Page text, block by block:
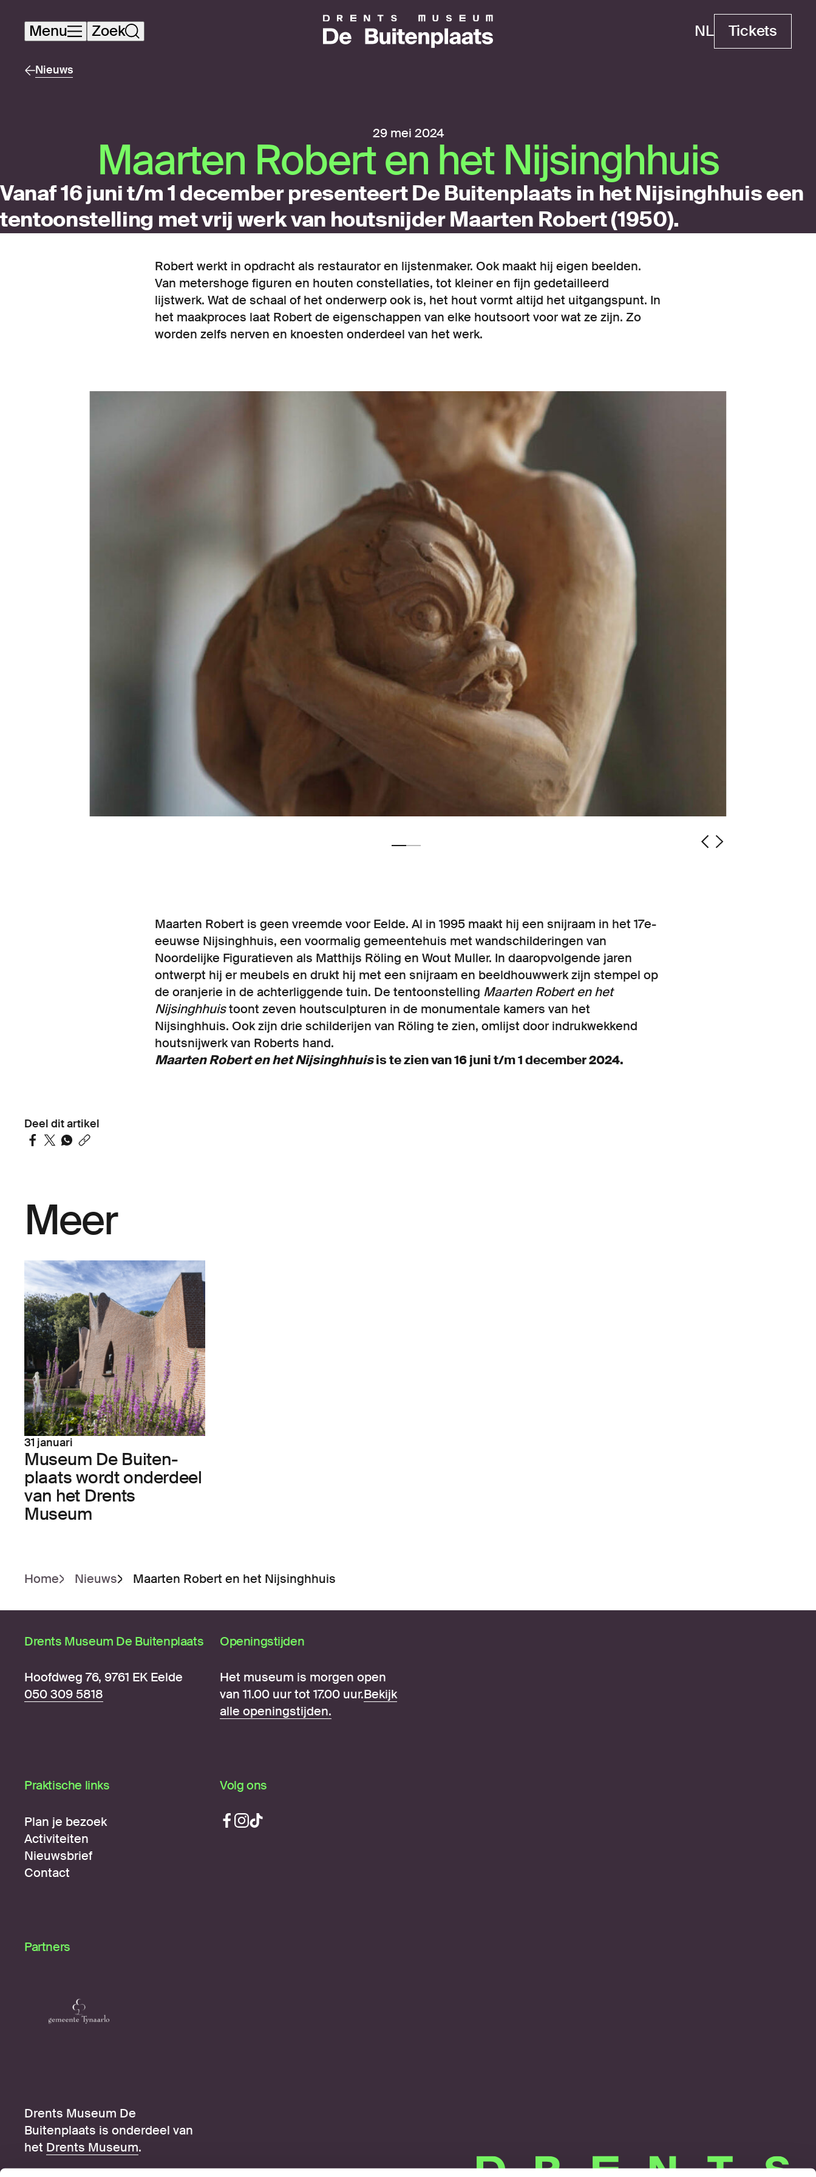
Navigatie
overslaan
Menu Zoek NL Tickets
Tickets
Nieuws
29 mei 2024
Maar­ten Robert en het Nijs­ingh­huis
Vanaf 16 juni t/m 1 december presenteert De Buitenplaats in het Nijsinghhuis een
tentoonstelling met vrij werk van houtsnijder Maarten Robert (1950).
Robert werkt in opdracht als restaurator en lijstenmaker. Ook maakt hij eigen beelden.
Van metershoge figuren en houten constellaties, tot kleiner en fijn gedetailleerd
lijstwerk. Wat de schaal of het onderwerp ook is, het hout vormt altijd het uitgangspunt. In
het maakproces laat Robert de eigenschappen van elke houtsoort voor wat ze zijn. Zo
worden zelfs nerven en knoesten onderdeel van het werk.
Maarten Robert is geen vreemde voor Eelde. Al in 1995 maakt hij een snijraam in het 17e-
eeuwse Nijsinghhuis, een voormalig gemeentehuis met wandschilderingen van
Noordelijke Figuratieven als Matthijs Röling en Wout Muller. In daaropvolgende jaren
ontwerpt hij er meubels en drukt hij met een snijraam en beeldhouwwerk zijn stempel op
de oranjerie in de achterliggende tuin. De tentoonstelling Maarten Robert en het
Nijsinghhuistoont zeven houtsculpturen in de monumentale kamers van het
Nijsinghhuis. Ook zijn drie schilderijen van Röling te zien, omlijst door indrukwekkend
houtsnijwerk van Roberts hand.
Maarten Robert en het Nijsinghhuisis te zien van 16 juni t/m 1 december 2024.
Deel dit artikel
Meer
31 januari
Museum De Buiten­
plaats wordt onder­deel
van het Drents
Museum
Home Nieuws Maarten Robert en het Nijsinghhuis
Drents Museum De Buitenplaats
Hoofdweg 76, 9761 EK Eelde
050 309 5818
Openingstijden
Het museum is morgen open
van 11.00 uur tot 17.00 uur.Bekijk
alle openingstijden.
Praktische links
Plan je bezoek
Activiteiten
Nieuwsbrief
Contact
Volg ons
Partners
Drents Museum De
Buitenplaats is onderdeel van
het Drents Museum.